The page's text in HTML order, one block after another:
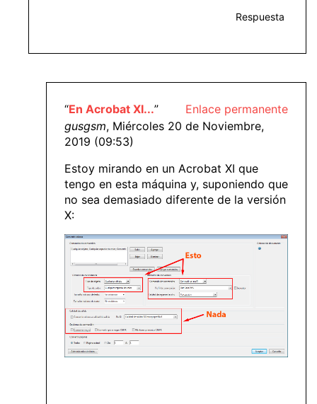
Respuesta
Enlace permanente
“En Acrobat XI...”
gusgsm, Miércoles 20 de Noviembre,
2019 (09:53)
Estoy mirando en un Acrobat XI que
tengo en esta máquina y, suponiendo que
no sea demasiado diferente de la versión
X: